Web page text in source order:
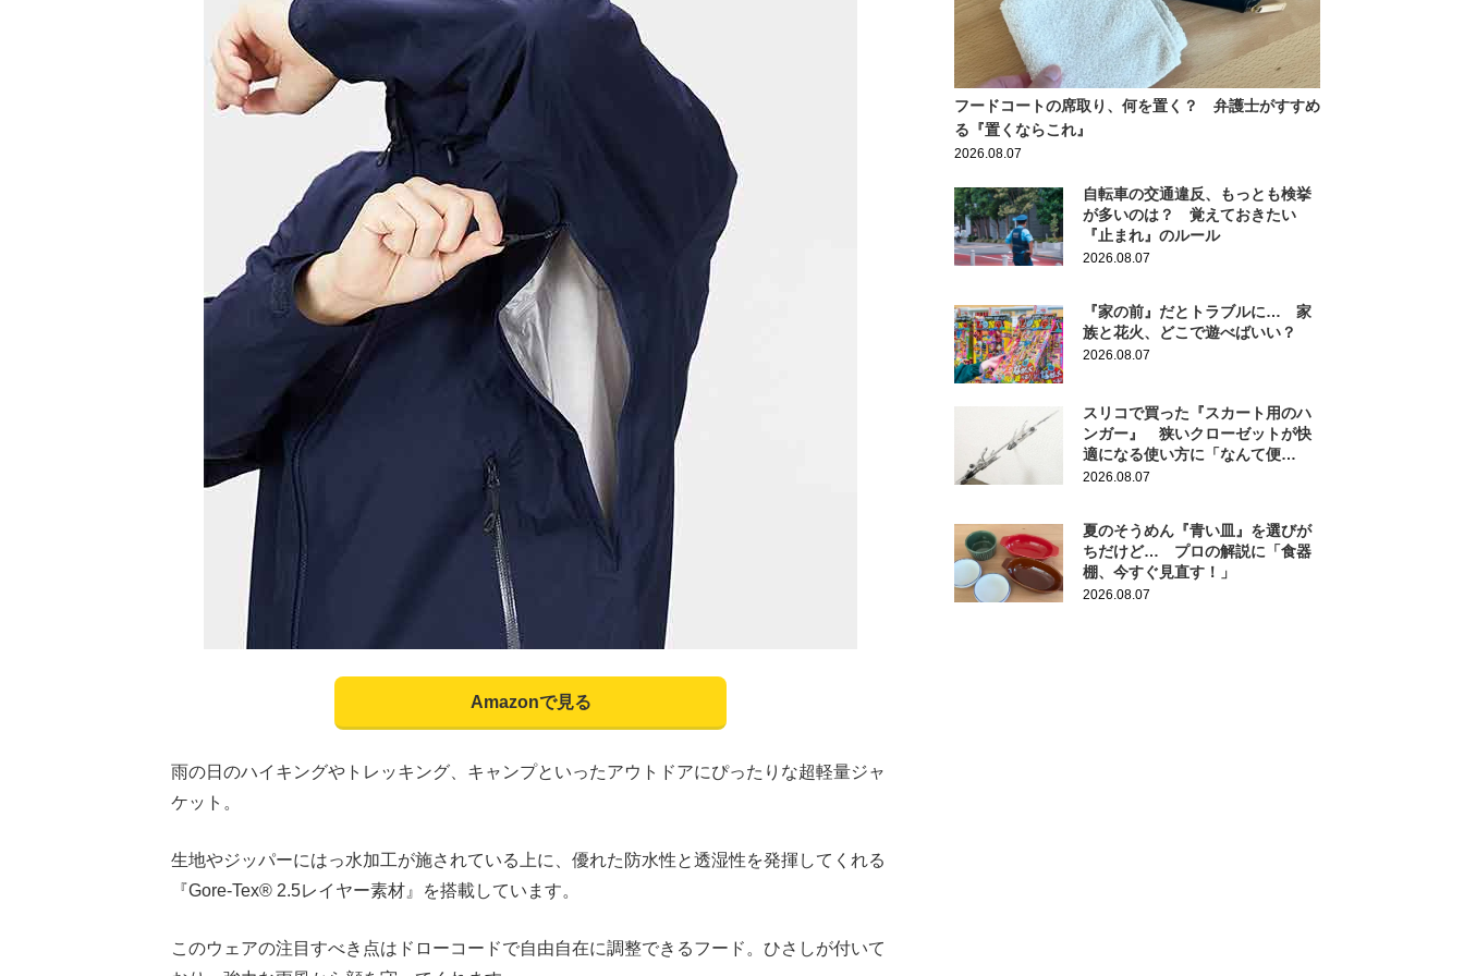
Amazonで見る
雨の日のハイキングやトレッキング、キャンプといったアウトドアにぴったりな超軽量ジャ
ケット。
生地やジッパーにはっ水加工が施されている上に、優れた防水性と透湿性を発揮してくれる
『Gore-Tex® 2.5レイヤー素材』を搭載しています。
このウェアの注目すべき点はドローコードで自由自在に調整できるフード。ひさしが付いて
フードコートの席取り、何を置く？ 弁護士がすすめ
る『置くならこれ』
2026.08.07
自転車の交通違反、もっとも検挙
が多いのは？ 覚えておきたい
『止まれ』のルール
2026.08.07
『家の前』だとトラブルに… 家
族と花火、どこで遊べばいい？
2026.08.07
スリコで買った『スカート用のハ
ンガー』 狭いクローゼットが快
適になる使い方に「なんて便
利！」
2026.08.07
夏のそうめん『青い皿』を選びが
ちだけど… プロの解説に「食器
棚、今すぐ見直す！」
2026.08.07